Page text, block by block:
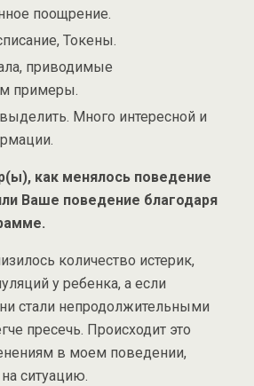
поощрение.
Токены.
приводимые
примеры.
Много интересной и
как менялось поведение
Ваше поведение благодаря
количество истерик,
у ребенка, а если
стали непродолжительными
пресечь. Происходит это
в моем поведении,
ситуацию.